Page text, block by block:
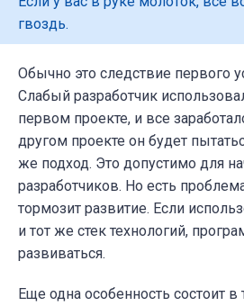
гвоздь.
Обычно это следствие первого
Слабый разработчик
первом проекте, и все
другом проекте он будет
же подход. Это допустимо для
разработчиков. Но есть
тормозит развитие. Если
и тот же стек технологий,
развиваться.
Еще одна особенность состоит в